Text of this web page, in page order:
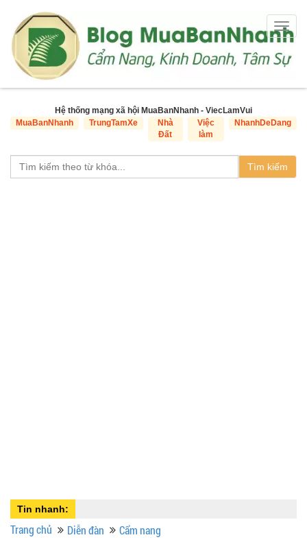
Hệ thống mạng xã hội MuaBanNhanh - ViecLamVui
MuaBanNhanh
TrungTamXe
Nhà
Đất
Việc
làm
NhanhDeDang
Tìm kiếm
Tin nhanh:
Trang chủ Diễn đàn Cẩm nang